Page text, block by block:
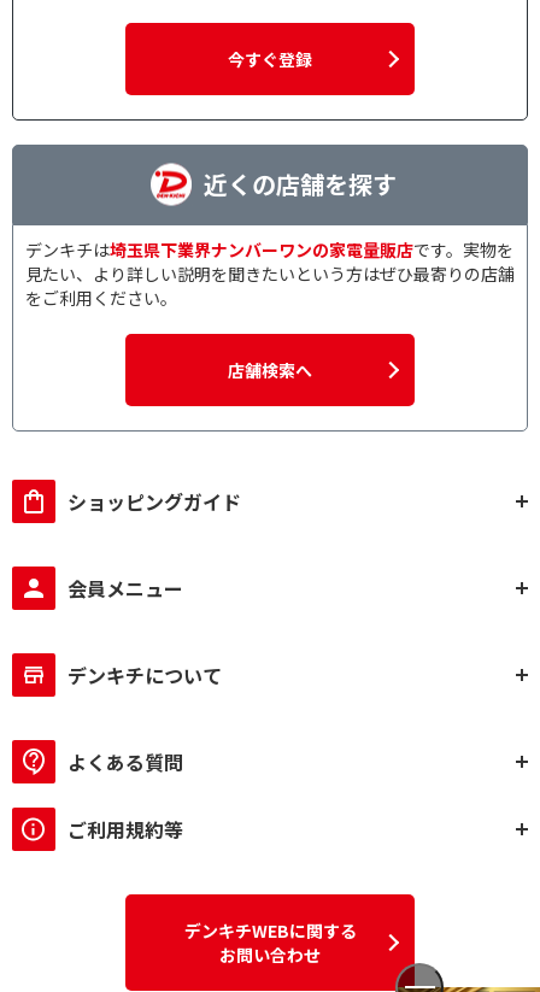
今すぐ登録
近くの店舗を探す
デンキチは埼玉県下業界ナンバーワンの家電量販店です。実物を
見たい、より詳しい説明を聞きたいという方はぜひ最寄りの店舗
をご利用ください。
店舗検索へ
ショッピングガイド
会員メニュー
デンキチについて
よくある質問
ご利用規約等
デンキチWEBに関する
お問い合わせ